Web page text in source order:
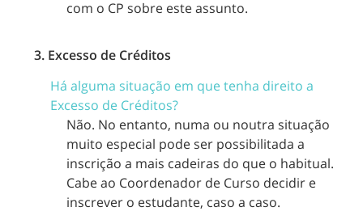
com o CP sobre este assunto.
3. Excesso de Créditos
Há alguma situação em que tenha direito a
Excesso de Créditos?
Não. No entanto, numa ou noutra situação
muito especial pode ser possibilitada a
inscrição a mais cadeiras do que o habitual.
Cabe ao Coordenador de Curso decidir e
inscrever o estudante, caso a caso.